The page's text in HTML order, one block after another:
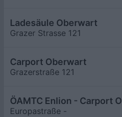
Ladesäule Oberwart
Grazer Strasse 121
Carport Oberwart
Grazerstraße 121
ÖAMTC Enlion - Carport
Europastraße -